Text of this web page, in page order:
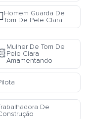
Homem Guarda De
Tom De Pele Clara
Mulher De Tom De
Pele Clara
Amamentando
De